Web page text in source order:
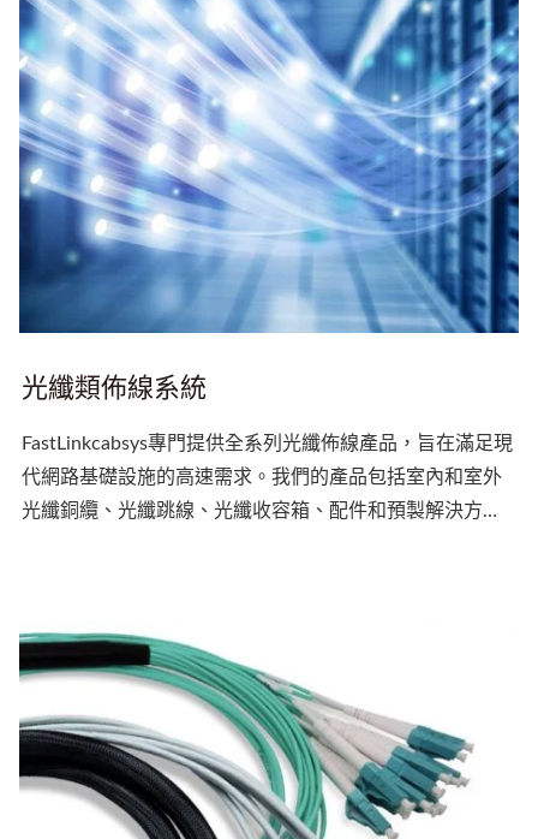
光纖類佈線系統
FastLinkcabsys專門提供全系列光纖佈線產品，旨在滿足現
代網路基礎設施的高速需求。我們的產品包括室內和室外
光纖銅纜、光纖跳線、光纖收容箱、配件和預製解決方